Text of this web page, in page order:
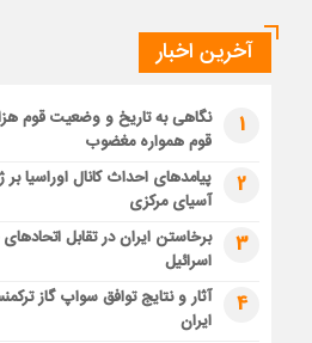
آخرین اخبار
1
نگاهی به تاریخ و وضعیت قوم
قوم همواره مغضوب
2
پیامدهای احداث کانال اوراسیا بر
آسیای مرکزی
3
برخاستن ایران در تقابل
اسرائیل
4
آثار و نتایج توافق سواپ گاز
ایران